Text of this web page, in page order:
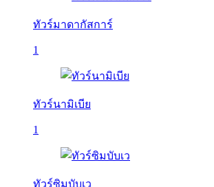
ทัวร์มาดากัสการ์
1
ทัวร์นามิเบีย
1
ทัวร์ซิมบับเว